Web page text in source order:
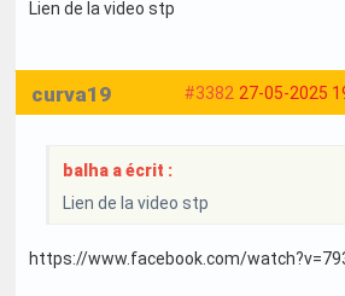
Lien de la video stp
#3382 27-05-2025
curva19
balha a écrit :
Lien de la video stp
https://www.facebook.com/